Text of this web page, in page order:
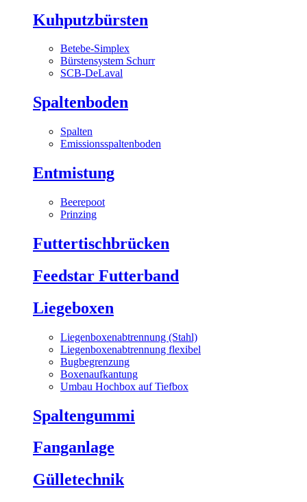
Kuhputzbürsten
Betebe-Simplex
Bürstensystem Schurr
SCB-DeLaval
Spaltenboden
Spalten
Emissionsspaltenboden
Entmistung
Beerepoot
Prinzing
Futtertischbrücken
Feedstar Futterband
Liegeboxen
Liegenboxenabtrennung (Stahl)
Liegenboxenabtrennung flexibel
Bugbegrenzung
Boxenaufkantung
Umbau Hochbox auf Tiefbox
Spaltengummi
Fanganlage
Gülletechnik